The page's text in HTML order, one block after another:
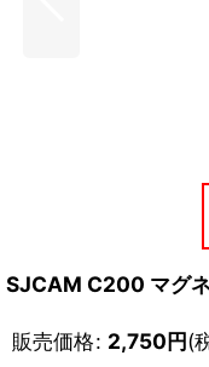
SJCAM C200 マグ
販売価格: 2,750円(